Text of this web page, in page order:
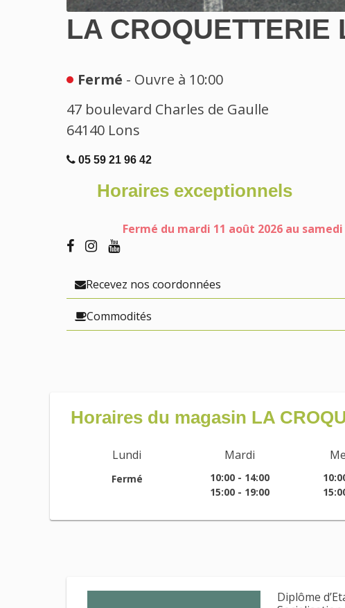
LA CROQUETTERIE
Fermé - Ouvre à 10:00
47 boulevard Charles de Gaulle
64140 Lons
05 59 21 96 42
Horaires exceptionnels
Fermé du mardi 11 août 2026 au
Recevez nos coordonnées
Commodités
Horaires du magasin LA
Lundi
Fermé
Mardi
10:00 - 14:00
15:00 - 19:00
Diplôme